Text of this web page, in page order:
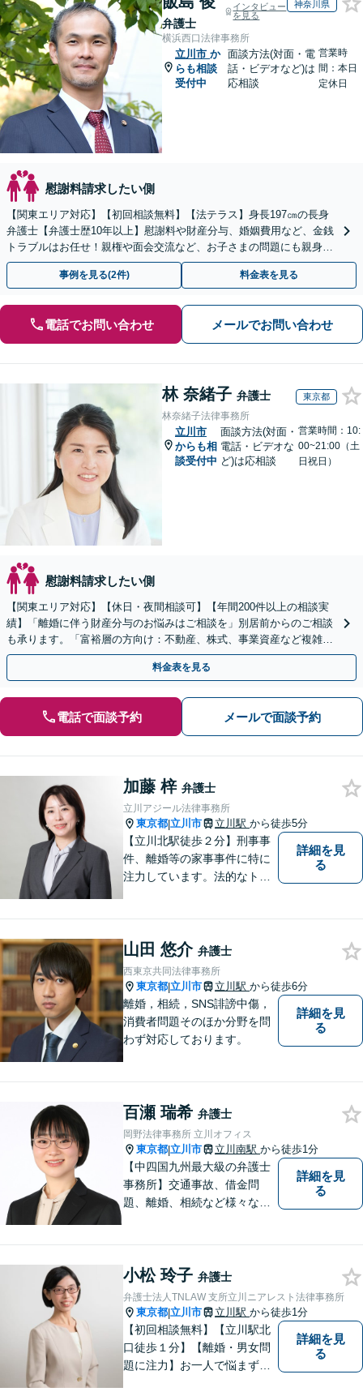
弁護士
インタビュー
を見る
神奈川県
横浜西口法律事務所
立川市 か
らも相談
受付中
面談方法(対面・電
話・ビデオなど)は
応相談
営業時
間：本日
定休日
慰謝料請求したい側
【関東エリア対応】【初回相談無料】【法テラス】身長197㎝の長身
弁護士【弁護士歴10年以上】慰謝料や財産分与、婚姻費用など、金銭
トラブルはお任せ！親権や面会交流など、お子さまの問題にも親身に
対応【夜間・休日面談】【子連れ相談】【電話相談】
事例を見る(2件) 料金表を見る
電話でお問い合わせ メールでお問い合わせ
林 奈緒子 弁護士 東京都
林奈緒子法律事務所
立川市
からも相
談受付中
面談方法(対面・
電話・ビデオな
ど)は応相談
営業時間：10:
00~21:00（土
日祝日）
慰謝料請求したい側
【関東エリア対応】【休日・夜間相談可】【年間200件以上の相談実
績】「離婚に伴う財産分与のお悩みはご相談を」別居前からのご相談
も承ります。「富裕層の方向け：不動産、株式、事業資産など複雑な
財産構成に対応したより詳細なアドバイスを提供」
料金表を見る
電話で面談予約 メールで面談予約
加藤 梓 弁護士
立川アジール法律事務所
東京都|立川市 立川駅 から徒歩5分
【立川北駅徒歩２分】刑事事
件、離婚等の家事事件に特に
注力しています。法的なトラ
日でも早く取り戻すため、誠
心誠意を尽くします。
詳細を見
る
山田 悠介 弁護士
西東京共同法律事務所
東京都|立川市 立川駅 から徒歩6分
離婚，相続，SNS誹謗中傷，
消費者問題そのほか分野を問
わず対応しております。
詳細を見
る
百瀬 瑞希 弁護士
岡野法律事務所 立川オフィス
東京都|立川市 立川南駅 から徒歩1分
【中四国九州最大級の弁護士
事務所】交通事故、借金問
題、離婚、相続など様々な問
い！
詳細を見
る
小松 玲子 弁護士
弁護士法人TNLAW 支所立川ニアレスト法律事務所
東京都|立川市 立川駅 から徒歩1分
【初回相談無料】【立川駅北
口徒歩１分】【離婚・男女問
題に注力】お一人で悩まず、
詳細を見
る